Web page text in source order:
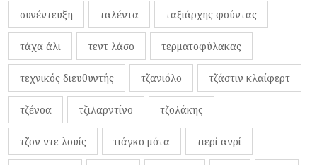
συνέντευξη ταλέντα ταξιάρχης φούντας
τάχα άλι τεντ λάσο τερματοφύλακας
τεχνικός διευθυντής τζανιόλο τζάστιν κλαίφερτ
τζένοα τζιλαρντίνο τζολάκης
τζον ντε λουίς τιάγκο μότα τιερί ανρί